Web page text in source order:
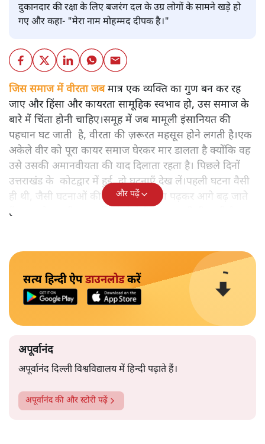
दुकानदार की रक्षा के लिए बजरंग दल के उग्र लोगों के सामने खड़े हो
गए और कहा- "मेरा नाम मोहम्मद दीपक है।"
जिस समाज में वीरता जबमात्र एक व्यक्ति का गुण बन कर रह
जाए और हिंसा और कायरता सामूहिक स्वभाव हो, उस समाज के
बारे में चिंता होनी चाहिए।समूह में जब मामूली इंसानियत की
पहचान घट जाती है, वीरता की ज़रूरत महसूस होने लगती है।एक
अकेले वीर को पूरा कायर समाज घेरकर मार डालता है क्योंकि वह
उसे उसकी अमानवीयता की याद दिलाता रहता है। पिछले दिनों
उत्तराखंड के कोटद्वार में हुई दो घटनाएँ देख लें।पहली घटना वैसी
ही थी, जैसी घटनाओं की खबर हम रोज़ाना पढ़कर आगे बढ़ जाते
हैं।भारत के तक़रीबन हर हिस्से से ऐसी खबर आती ही रहती है।
और पढ़ें
सत्य हिन्दी ऐपडाउनलोडकरें
अपूर्वानंद
अपूर्वानंद दिल्ली विश्वविद्यालय में हिन्दी पढ़ाते हैं।
अपूर्वानंदकी और स्टोरी पढ़ें